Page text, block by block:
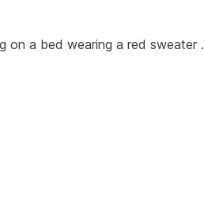
on a bed wearing a red sweater .